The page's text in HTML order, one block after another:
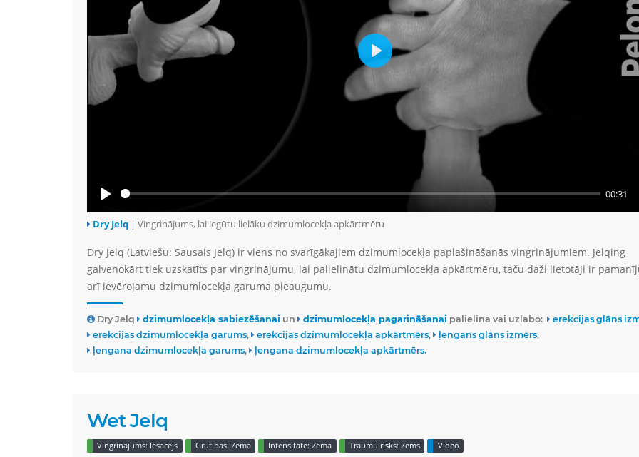
00:31
Play
Dry Jelq | Vingrinājums, lai iegūtu lielāku dzimumlocekļa apkārtmēru
Dry Jelq (Latviešu: Sausais Jelq) ir viens no svarīgākajiem dzimumlocekļa paplašināšanās vingrinājumiem. Jelqing
galvenokārt tiek uzskatīts par vingrinājumu, lai palielinātu dzimumlocekļa apkārtmēru, taču daži lietotāji ir
arī ievērojamu dzimumlocekļa garuma pieaugumu.
Dry Jelq dzimumlocekļa sabiezēšanai un dzimumlocekļa pagarināšanai palielina vai uzlabo:
erekcijas glāns
erekcijas dzimumlocekļa garums
erekcijas dzimumlocekļa apkārtmērs
ļengans glāns izmērs
ļengana dzimumlocekļa garums
ļengana dzimumlocekļa apkārtmērs
Wet Jelq
Vingrinājums: Iesācējs Grūtības: Zema Intensitāte: Zema Traumu risks: Zems Video